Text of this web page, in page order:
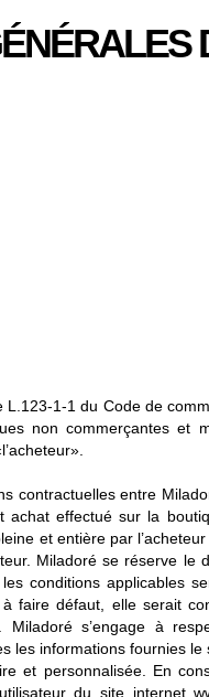
L.123-1-1 du Code de
non commerçantes et
contractuelles entre
effectué sur la
et entière par
Miladoré se réserve le
conditions applicables
faire défaut, elle serait
s’engage à
les informations fournies
et personnalisée. En
du site internet